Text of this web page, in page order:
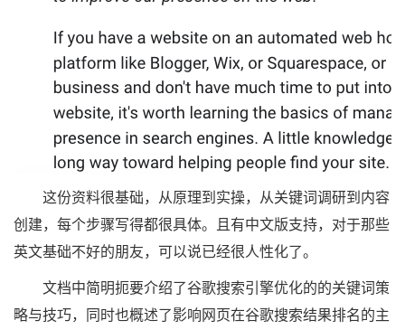
这份资料很基础，从原理到实操，从关键词调研到内容
创建，每个步骤写得都很具体。且有中文版支持，对于那些
英文基础不好的朋友，可以说已经很人性化了。
文档中简明扼要介绍了谷歌搜索引擎优化的的关键词策
略与技巧，同时也概述了影响网页在谷歌搜索结果排名的主